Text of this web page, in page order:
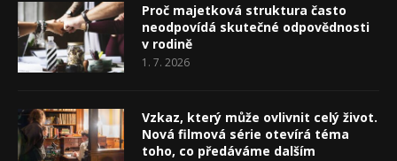
Proč majetková struktura často
neodpovídá skutečné odpovědnosti
v rodině
1. 7. 2026
Vzkaz, který může ovlivnit celý život.
Nová filmová série otevírá téma
toho, co předáváme dalším